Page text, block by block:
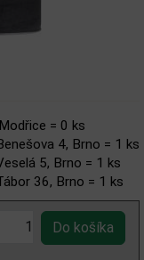
= 0 ks
4, Brno = 1 ks
5, Brno = 1 ks
36, Brno = 1 ks